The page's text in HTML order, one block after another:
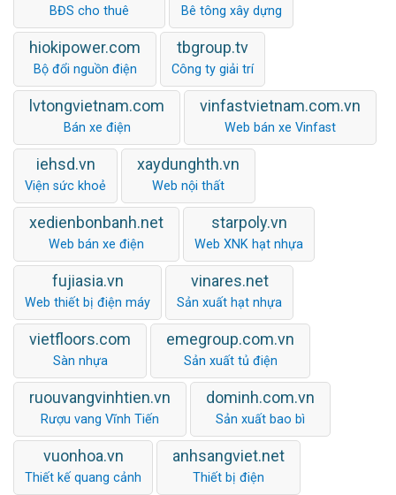
BĐS cho thuê Bê tông xây dựng
hiokipower.com
Bộ đổi nguồn điện
tbgroup.tv
Công ty giải trí
lvtongvietnam.com
Bán xe điện
vinfastvietnam.com.vn
Web bán xe Vinfast
iehsd.vn
Viện sức khoẻ
xaydunghth.vn
Web nội thất
xedienbonbanh.net
Web bán xe điện
starpoly.vn
Web XNK hạt nhựa
fujiasia.vn
Web thiết bị điện máy
vinares.net
Sản xuất hạt nhựa
vietfloors.com
Sàn nhựa
emegroup.com.vn
Sản xuất tủ điện
ruouvangvinhtien.vn
Rượu vang Vĩnh Tiến
dominh.com.vn
Sản xuất bao bì
vuonhoa.vn
Thiết kế quang cảnh
anhsangviet.net
Thiết bị điện